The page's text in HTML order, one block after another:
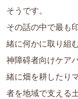
そうです。
その話の中で最も
緒に何かに取り組
神障碍者向けケア
緒に畑を耕したり
者を地域で支える